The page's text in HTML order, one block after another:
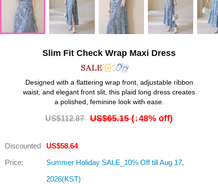
Slim Fit Check Wrap Maxi Dress
Designed with a flattering wrap front, adjustable ribbon
waist, and elegant front slit, this plaid long dress creates
a polished, feminine look with ease.
US$112.87 US$65.15(↓48% off)
Discounted
Price:
US$58.64
Summer Holiday SALE_10% Off till Aug 17,
2026(KST)